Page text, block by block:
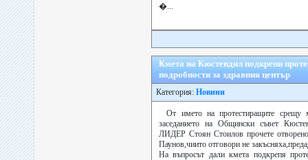
�...
Кмета на Кюстендил подкрепи
подробности за здравния център
Категория: Новини
От името на протестиращите срещу
заседанието на Общински съвет
ЛИДЕР Стоян Стоилов прочете
Паунов,чиито отговори не
На въпросът дали кмета подкрепя